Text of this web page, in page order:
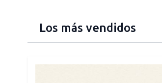
Los más vendidos